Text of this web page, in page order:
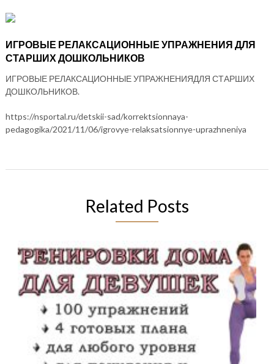
ИГРОВЫЕ РЕЛАКСАЦИОННЫЕ УПРАЖНЕНИЯ ДЛЯ
СТАРШИХ ДОШКОЛЬНИКОВ
ИГРОВЫЕ РЕЛАКСАЦИОННЫЕ УПРАЖНЕНИЯДЛЯ СТАРШИХ
ДОШКОЛЬНИКОВ.
https://nsportal.ru/detskii-sad/korrektsionnaya-
pedagogika/2021/11/06/igrovye-relaksatsionnye-uprazhneniya
Related Posts